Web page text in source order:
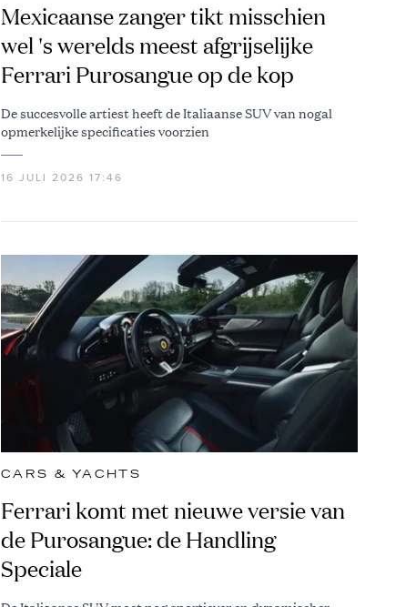
Mexicaanse zanger tikt misschien
wel 's werelds meest afgrijselijke
Ferrari Purosangue op de kop
De succesvolle artiest heeft de Italiaanse SUV van nogal
opmerkelijke specificaties voorzien
16 JULI 2026 17:46
CARS & YACHTS
Ferrari komt met nieuwe versie van
de Purosangue: de Handling
Speciale